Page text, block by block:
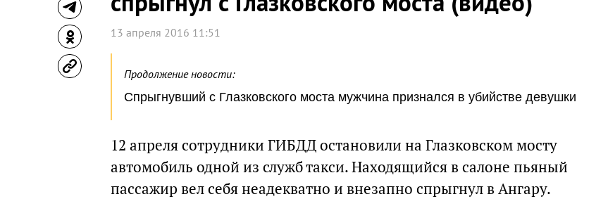
13 апреля 2016 11:51
Продолжение новости:
Спрыгнувший с Глазковского моста мужчина признался в убийстве девушки
12 апреля сотрудники ГИБДД остановили на Глазковском мосту
автомобиль одной из служб такси. Находящийся в салоне пьяный
пассажир вел себя неадекватно и внезапно спрыгнул в Ангару.